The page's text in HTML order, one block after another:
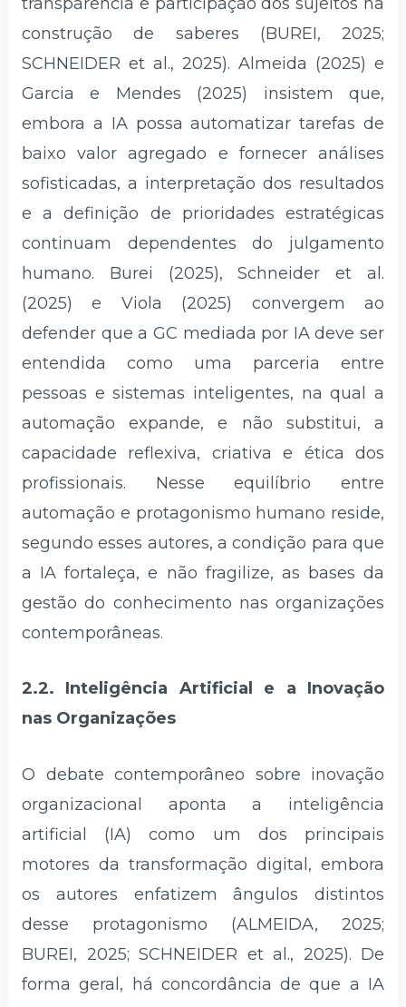
construção de saberes (BUREI, 2025;
SCHNEIDER et al., 2025). Almeida (2025) e
Garcia e Mendes (2025) insistem que,
embora a IA possa automatizar tarefas de
baixo valor agregado e fornecer análises
sofisticadas, a interpretação dos resultados
e a definição de prioridades estratégicas
continuam dependentes do julgamento
humano. Burei (2025), Schneider et al.
(2025) e Viola (2025) convergem ao
defender que a GC mediada por IA deve ser
entendida como uma parceria entre
pessoas e sistemas inteligentes, na qual a
automação expande, e não substitui, a
capacidade reflexiva, criativa e ética dos
profissionais. Nesse equilíbrio entre
automação e protagonismo humano reside,
segundo esses autores, a condição para que
a IA fortaleça, e não fragilize, as bases da
gestão do conhecimento nas organizações
contemporâneas.
2.2. Inteligência Artificial e a Inovação
nas Organizações
O debate contemporâneo sobre inovação
organizacional aponta a inteligência
artificial (IA) como um dos principais
motores da transformação digital, embora
os autores enfatizem ângulos distintos
desse protagonismo (ALMEIDA, 2025;
BUREI, 2025; SCHNEIDER et al., 2025). De
forma geral, há concordância de que a IA